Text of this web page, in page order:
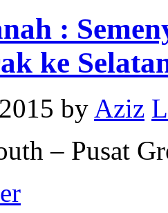
:
ke
by Aziz
– Pusat